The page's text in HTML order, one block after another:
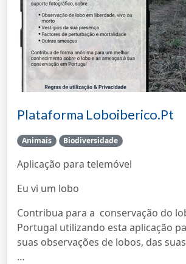
Plataforma Loboiberico.pt
Animais Biodiversidade
Aplicação para telemóvel
Eu vi um lobo
Contribua para a conservação do
Portugal utilizando esta aplicação
suas observações de lobos, das
…